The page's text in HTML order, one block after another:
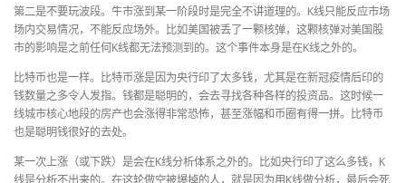
第二是不要玩波段。牛市涨到某一阶段时是完全不讲道理的。K线只能反应市场
场内交易情况，不能反应场外。比如美国被丢了一颗核弹，这颗核弹对美国股
市的影响是之前任何K线都无法预测到的。这个事件本身是在K线之外的。
比特币也是一样。比特币涨是因为央行印了太多钱，尤其是在新冠疫情后印的
钱数量之多令人发指。钱都是聪明的，会去寻找各种各样的投资品。这时候一
线城市核心地段的房产也会涨得非常恐怖，甚至涨幅和币圈有得一拼。比特币
也是聪明钱很好的去处。
某一次上涨（或下跌）是会在K线分析体系之外的。比如央行印了这么多钱，K